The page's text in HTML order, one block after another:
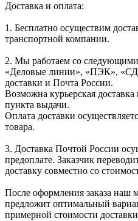
Доставка и оплата:
1. Бесплатно осуществим
транспортной компании.
2. Мы работаем со
«Деловые линии», «ПЭК»,
доставки и Почта России.
Возможна курьерская
пункта выдачи.
Оплата доставки
товара.
3. Доставка Почтой России
предоплате. Заказчик
доставку совместно со
После оформления заказа наш
предложит оптимальный
примерной стоимости